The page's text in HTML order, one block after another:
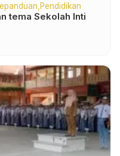
Pendidikan
tema Sekolah Inti